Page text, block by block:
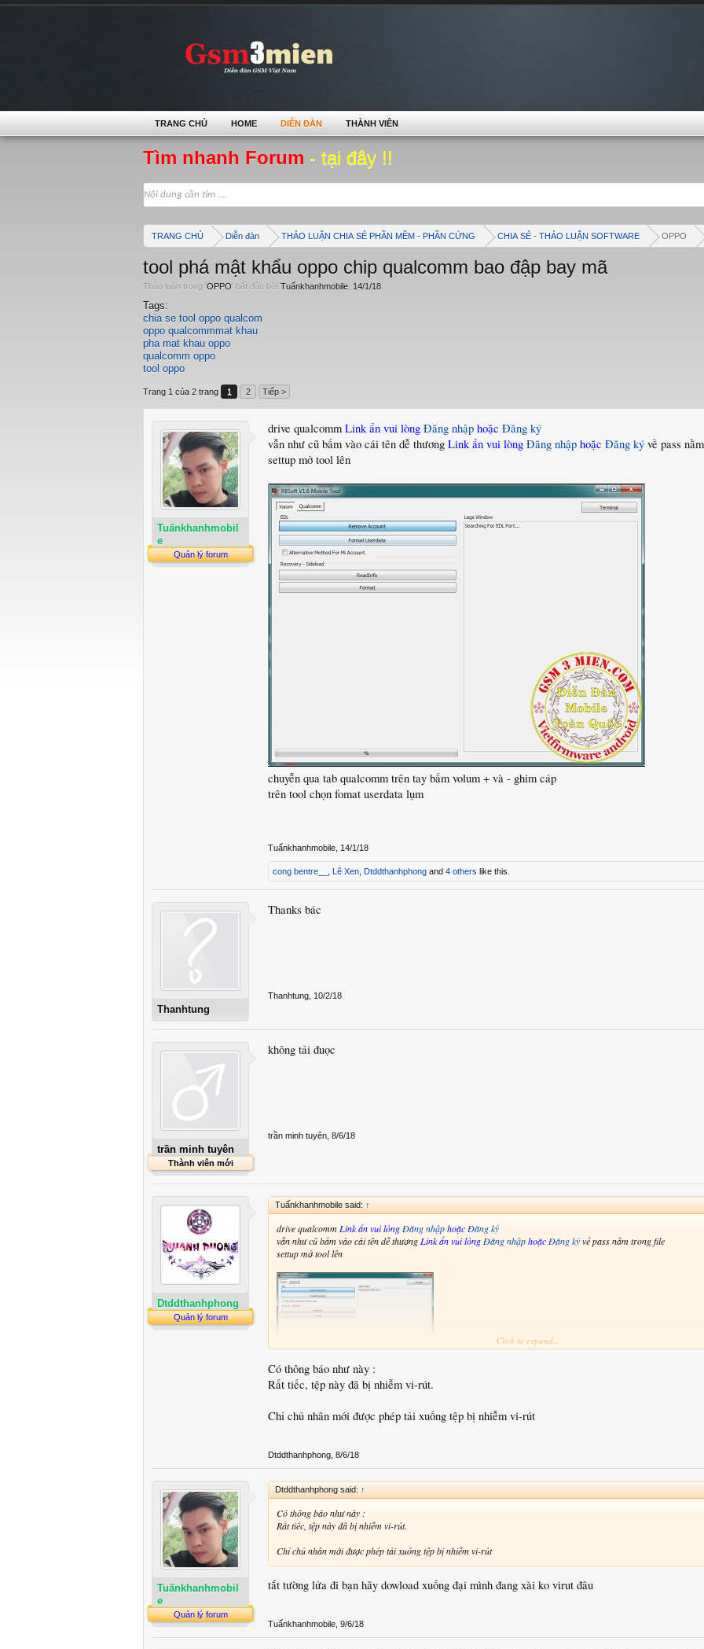
Tìm nhanh Forum - tại đây !!
TRANG CHỦ Diễn đàn THẢO LUẬN CHIA SẺ PHẦN MỀM - PHẦN CỨNG CHIA SẺ - THẢO LUẬN SOFTWARE OPPO
tool phá mật khẩu oppo chip qualcomm bao đập bay mã
Thảo luận trong 'OPPO' bắt đầu bởi Tuấnkhanhmobile 14/1/18
Tags:
chia se tool oppo qualcom
oppo qualcommmat khau
pha mat khau oppo
qualcomm oppo
tool oppo
Trang 1 của 2 trang 1 2 Tiếp >
Tuấnkhanhmobil
e
Quản lý forum
drive qualcomm Link ẩn vui lòng Đăng nhập hoặc Đăng ký
vẫn như cũ bấm vào cái tên dễ thương Link ẩn vui lòng Đăng nhập hoặc Đăng ký về pass
settup mở tool lên
chuyễn qua tab qualcomm trên tay bấm volum + và - ghim cáp
trên tool chọn fomat userdata lụm
Tuấnkhanhmobile 14/1/18
cong bentre__ Lê Xen Dtddthanhphong and 4 others like this.
Thanhtung
Thanks bác
Thanhtung 10/2/18
trần minh tuyên
Thành viên mới
không tải đuọc
trần minh tuyên 8/6/18
Dtddthanhphong
Quản lý forum
Tuấnkhanhmobile said: ↑
drive qualcomm Link ẩn vui lòngĐăng nhậphoặcĐăng ký
vẫn như cũ bấm vào cái tên dễ thương Link ẩn vui lòngĐăng nhậphoặcĐăng kývề pass nằm trong file
settup mở tool lên
trên tool chọn fomat userdata lụm
Click to expand...
Có thông báo như này :
Rất tiếc, tệp này đã bị nhiễm vi-rút.
Chỉ chủ nhân mới được phép tải xuống tệp bị nhiễm vi-rút
Dtddthanhphong 8/6/18
Tuấnkhanhmobil
e
Quản lý forum
Dtddthanhphong said: ↑
Có thông báo như này :
Rất tiếc, tệp này đã bị nhiễm vi-rút.
Chỉ chủ nhân mới được phép tải xuống tệp bị nhiễm vi-rút
tắt tường lửa đi bạn hãy dowload xuống đại mình đang xài ko virut đâu
Tuấnkhanhmobile 9/6/18
TRANG CHỦ HOME DIỄN ĐÀN THÀNH VIÊN